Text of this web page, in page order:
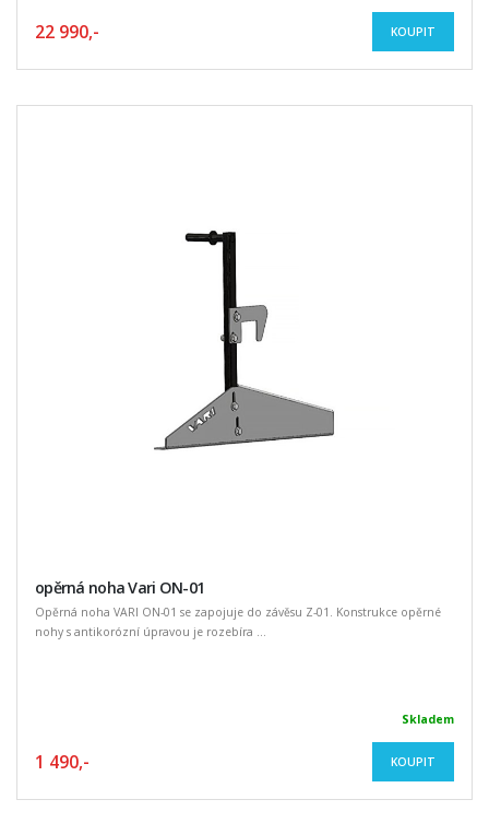
22 990,- KOUPIT
opěrná noha Vari ON-01
Opěrná noha VARI ON-01 se zapojuje do závěsu Z-01. Konstrukce opěrné
nohy s antikorózní úpravou je rozebíra ...
Skladem
1 490,- KOUPIT